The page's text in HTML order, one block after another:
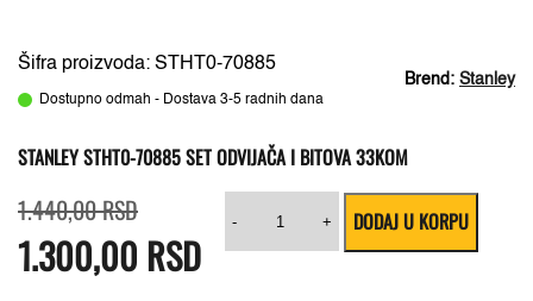
Brend: Stanley
Šifra proizvoda: STHT0-70885
Dostupno odmah - Dostava 3-5 radnih dana
STANLEY STHT0-70885 SET ODVIJAČA I BITOVA 33KOM
1.440,00RSDcena
je
bila:
1.440,00 RSD.
1.300,00 RSD
cena
je:
1.300,00 RSD.
-
STHT0-
Set
+ DODAJ U KORPU